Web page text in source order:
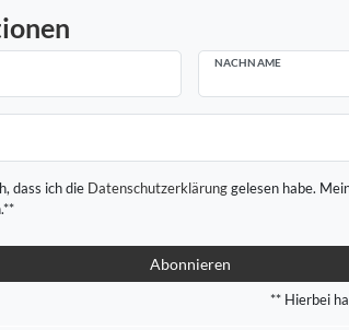
NACHNAME
dass ich die Daten­schutz­erklärunggelesen habe.
Abonnieren
** Hierbei